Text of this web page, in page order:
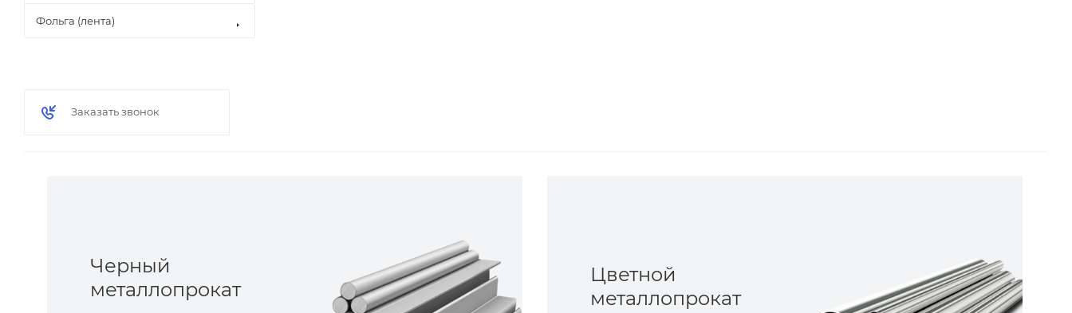
Фольга (лента)
Заказать звонок
Черный
металлопрокат
Цветной
металлопрокат